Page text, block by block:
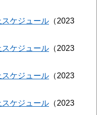
ケジュール
2023
ケジュール
2023
ケジュール
2023
ケジュール
2023